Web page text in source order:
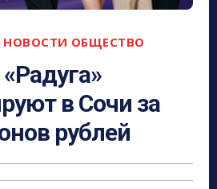
НОВОСТИ ОБЩЕСТВО
в Сочи за
рублей